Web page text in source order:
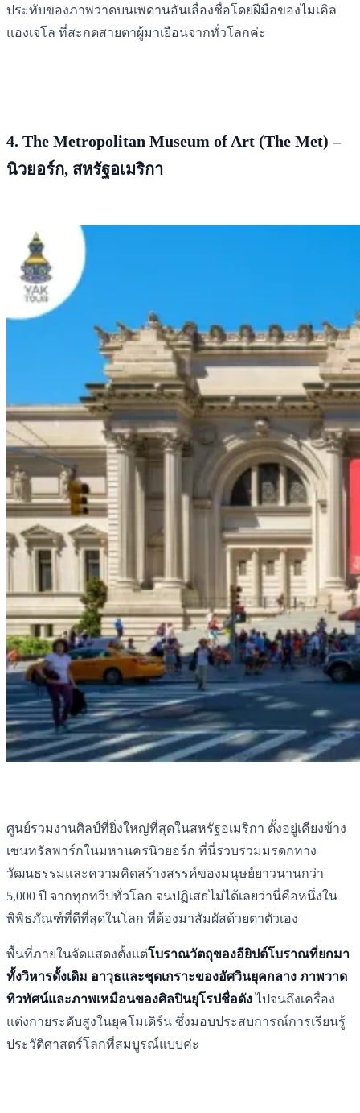
ประทับของภาพวาดบนเพดานอันเลื่องชื่อโดยฝีมือของไมเคิล
แองเจโล ที่สะกดสายตาผู้มาเยือนจากทั่วโลกค่ะ
4. The Metropolitan Museum of Art (The Met) –
นิวยอร์ก, สหรัฐอเมริกา
ศูนย์รวมงานศิลป์ที่ยิ่งใหญ่ที่สุดในสหรัฐอเมริกา ตั้งอยู่เคียงข้าง
เซนทรัลพาร์กในมหานครนิวยอร์ก ที่นี่รวบรวมมรดกทาง
วัฒนธรรมและความคิดสร้างสรรค์ของมนุษย์ยาวนานกว่า
5,000 ปี จากทุกทวีปทั่วโลก จนปฏิเสธไม่ได้เลยว่านี่คือหนึ่งใน
พิพิธภัณฑ์ที่ดีที่สุดในโลก ที่ต้องมาสัมผัสด้วยตาตัวเอง
พื้นที่ภายในจัดแสดงตั้งแต่โบราณวัตถุของอียิปต์โบราณที่ยกมา
ทั้งวิหารดั้งเดิม อาวุธและชุดเกราะของอัศวินยุคกลาง ภาพวาด
ทิวทัศน์และภาพเหมือนของศิลปินยุโรปชื่อดังไปจนถึงเครื่อง
แต่งกายระดับสูงในยุคโมเดิร์น ซึ่งมอบประสบการณ์การเรียนรู้
ประวัติศาสตร์โลกที่สมบูรณ์แบบค่ะ